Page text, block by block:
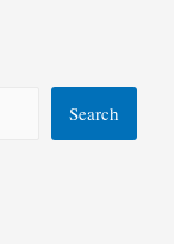
Search